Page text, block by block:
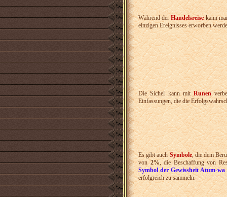
Während derHandelsreisekann
einzigen Ereignisses erworben
Die Sichel kann mitRunen
Einfassungen, die die
Es gibt auchSymbole, die dem
von2%, die Beschaffung von
Symbol der Gewissheit Atum-wa
erfolgreich zu sammeln.